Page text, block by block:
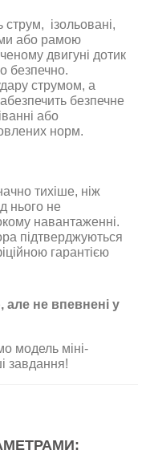
струм, ізольовані,
або рамою
двигуні дотик
безпечно.
струмом, а
безпечне
або
норм.
тихіше, ніж
нього не
навантаженні.
підтверджуються
гарантією
але не впевнені у
модель міні-
завдання!